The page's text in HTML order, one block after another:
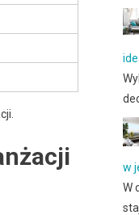
w
W